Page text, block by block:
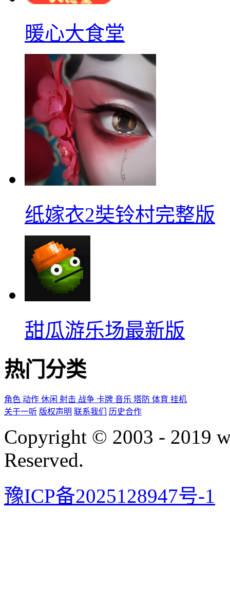
暖心大食堂
纸嫁衣2奘铃村完整版
甜瓜游乐场最新版
热门分类
角色 动作 休闲 射击 战争 卡牌 音乐 塔防 体育 挂机
关于一听 版权声明 联系我们 历史合作
Copyright © 2003 - 2019
Reserved.
豫ICP备2025128947号-1